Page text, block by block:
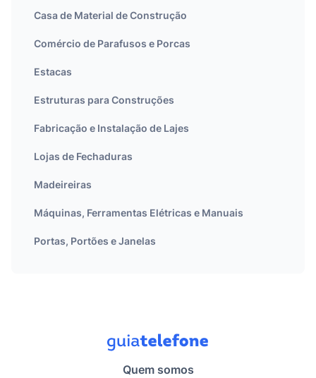
Casa de Material de Construção
Comércio de Parafusos e Porcas
Estacas
Estruturas para Construções
Fabricação e Instalação de Lajes
Lojas de Fechaduras
Madeireiras
Máquinas, Ferramentas Elétricas e Manuais
Portas, Portões e Janelas
Quem somos